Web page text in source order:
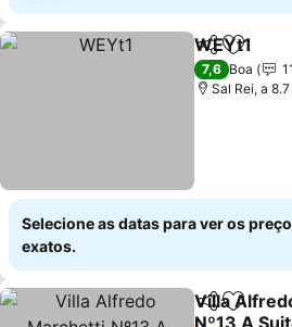
Partilhar
WEYt1
7,6 Boa
Sal Rei, a
Selecione as datas para ver os
exatos.
Partilhar
Villa
Nº13 A